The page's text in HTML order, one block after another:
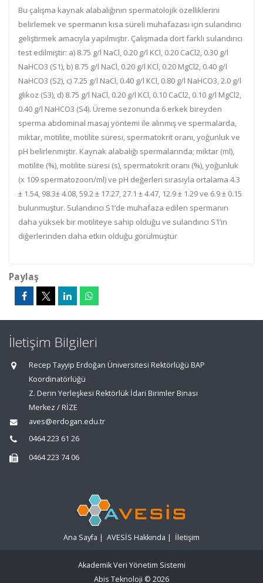
Bu çalışma kaynak alabalığının spermatolojik özelliklerini
belirlemek ve spermanın kısa süreli muhafazası için sulandırıcı
geliştirmek amacıyla yapılmıştır. Çalışmada dört farklı sulandırıcı
test edilmiştir: a) 8.75 g/l NaCl, 0.20 g/l KCl, 0.20 CaCl2, 0.30 g/l
NaHCO3 (S1), b) 8.75 g/l NaCl, 0.20 g/l KCl, 0.20 MgCl2, 0.40 g/l
NaHCO3 (S2), c) 7.25 g/l NaCl, 0.40 g/l KCl, 0.80 g/l NaHCO3, 2.0 g/l
glikoz (S3), d) 8.75 g/l NaCl, 0.20 g/l KCl, 0.10 CaCl2, 0.10 g/l MgCl2,
0.40 g/l NaHCO3 (S4). Üreme sezonunda 6 erkek bireyden
sperma abdominal masaj yöntemi ile alınmış ve spermalarda,
miktar, motilite, motilite süresi, spermatokrit oranı, yoğunluk ve
pH belirlenmiştir. Kaynak alabalığı spermalarında; miktar (ml),
motilite (%), motilite süresi (s), spermatokrit oranı (%), yoğunluk
(x 109 spermatozoon/ml) ve pH değerleri sırasıyla ortalama 4.3
± 1.54, 98.3± 4.08, 59.2 ± 17.27, 27.1 ± 4.47, 12.9 ± 1.29 ve 6.9 ± 0.15
bulunmuştur. Sulandırıcı S1’de muhafaza edilen spermanın
daha yüksek bir motiliteye sahip olduğu ve sulandırıcı S1’in
diğerlerinden daha etkin olduğu görülmüştür
Paylaş
İletişim Bilgileri
Recep Tayyip Erdoğan Üniversitesi Rektörlüğü BAP
Koordinatörlüğü
Z. Derin Yerleşkesi Rektörlük İdari Birimler Binası
Merkez / RİZE
aves@erdogan.edu.tr
0464 223 61 26
0464 223 74 06
Ana Sayfa | AVESİS Hakkında | İletişim
Akademik Veri Yönetim Sistemi
Abis Teknoloji © 2026